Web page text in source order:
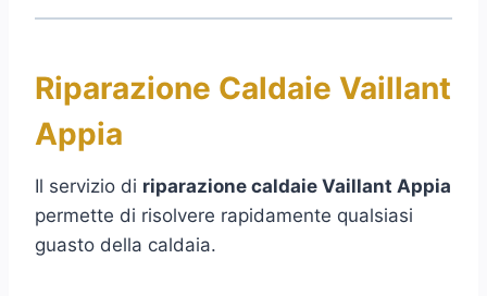
Riparazione Caldaie Vaillant
Appia
Il servizio di riparazione caldaie Vaillant Appia
permette di risolvere rapidamente qualsiasi
guasto della caldaia.